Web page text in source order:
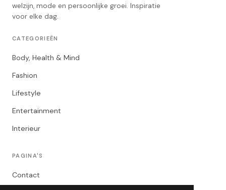
welzijn, mode en persoonlijke groei. Inspiratie
voor elke dag.
CATEGORIEËN
Body, Health & Mind
Fashion
Lifestyle
Entertainment
Interieur
PAGINA'S
Contact